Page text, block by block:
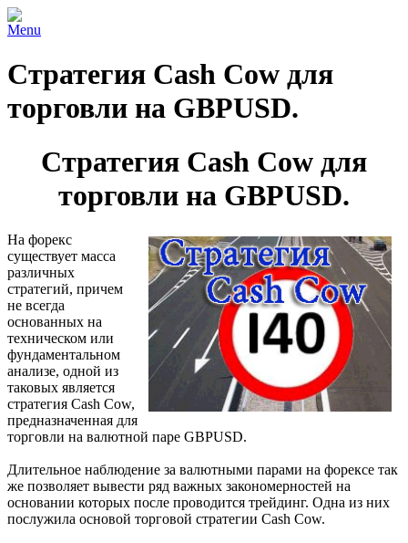
Menu
Стратегия Cash Cow для
торговли на GBPUSD.
Стратегия Cash Cow для
торговли на GBPUSD.
На форекс
существует масса
различных
стратегий, причем
не всегда
основанных на
техническом или
фундаментальном
анализе, одной из
таковых является
стратегия Cash Cow,
предназначенная для
торговли на валютной паре GBPUSD.
Длительное наблюдение за валютными парами на форексе так
же позволяет вывести ряд важных закономерностей на
основании которых после проводится трейдинг. Одна из них
послужила основой торговой стратегии Cash Cow.